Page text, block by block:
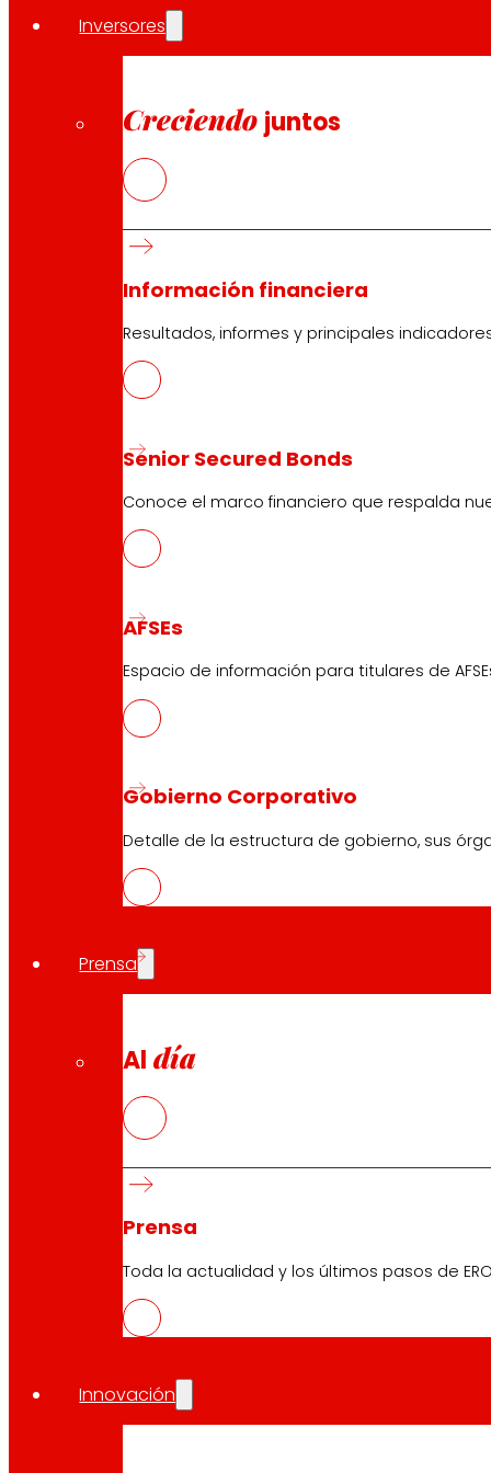
Inversores
Creciendo juntos
Información financiera
Resultados, informes y principales
Senior Secured Bonds
Conoce el marco financiero que respalda
AFSEs
Espacio de información para titulares de
Gobierno Corporativo
Detalle de la estructura de gobierno, sus
Prensa
Al día
Prensa
Toda la actualidad y los últimos pasos de
Innovación